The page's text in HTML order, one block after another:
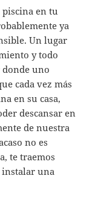
piscina en tu
ya
Un lugar
y todo
donde uno
cada vez más
en su casa,
descansar en
de nuestra
no es
te traemos
una